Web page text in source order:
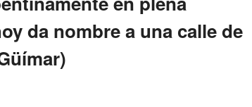
da nombre a una calle de